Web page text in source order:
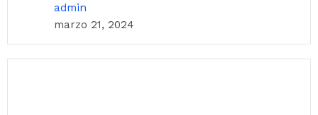
admin
marzo 21, 2024